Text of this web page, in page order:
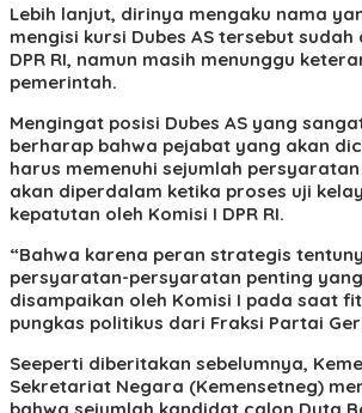
Lebih lanjut, dirinya mengaku nama
mengisi kursi Dubes AS tersebut
DPR RI, namun masih menunggu
pemerintah.
Mengingat posisi Dubes AS yang
berharap bahwa pejabat yang akan
harus memenuhi sejumlah
akan diperdalam ketika proses uji
kepatutan oleh Komisi I DPR RI.
“Bahwa karena peran strategis
persyaratan-persyaratan penting
disampaikan oleh Komisi I pada saat
pungkas politikus dari Fraksi Partai
Seeperti diberitakan sebelumnya,
Sekretariat Negara (Kemensetneg)